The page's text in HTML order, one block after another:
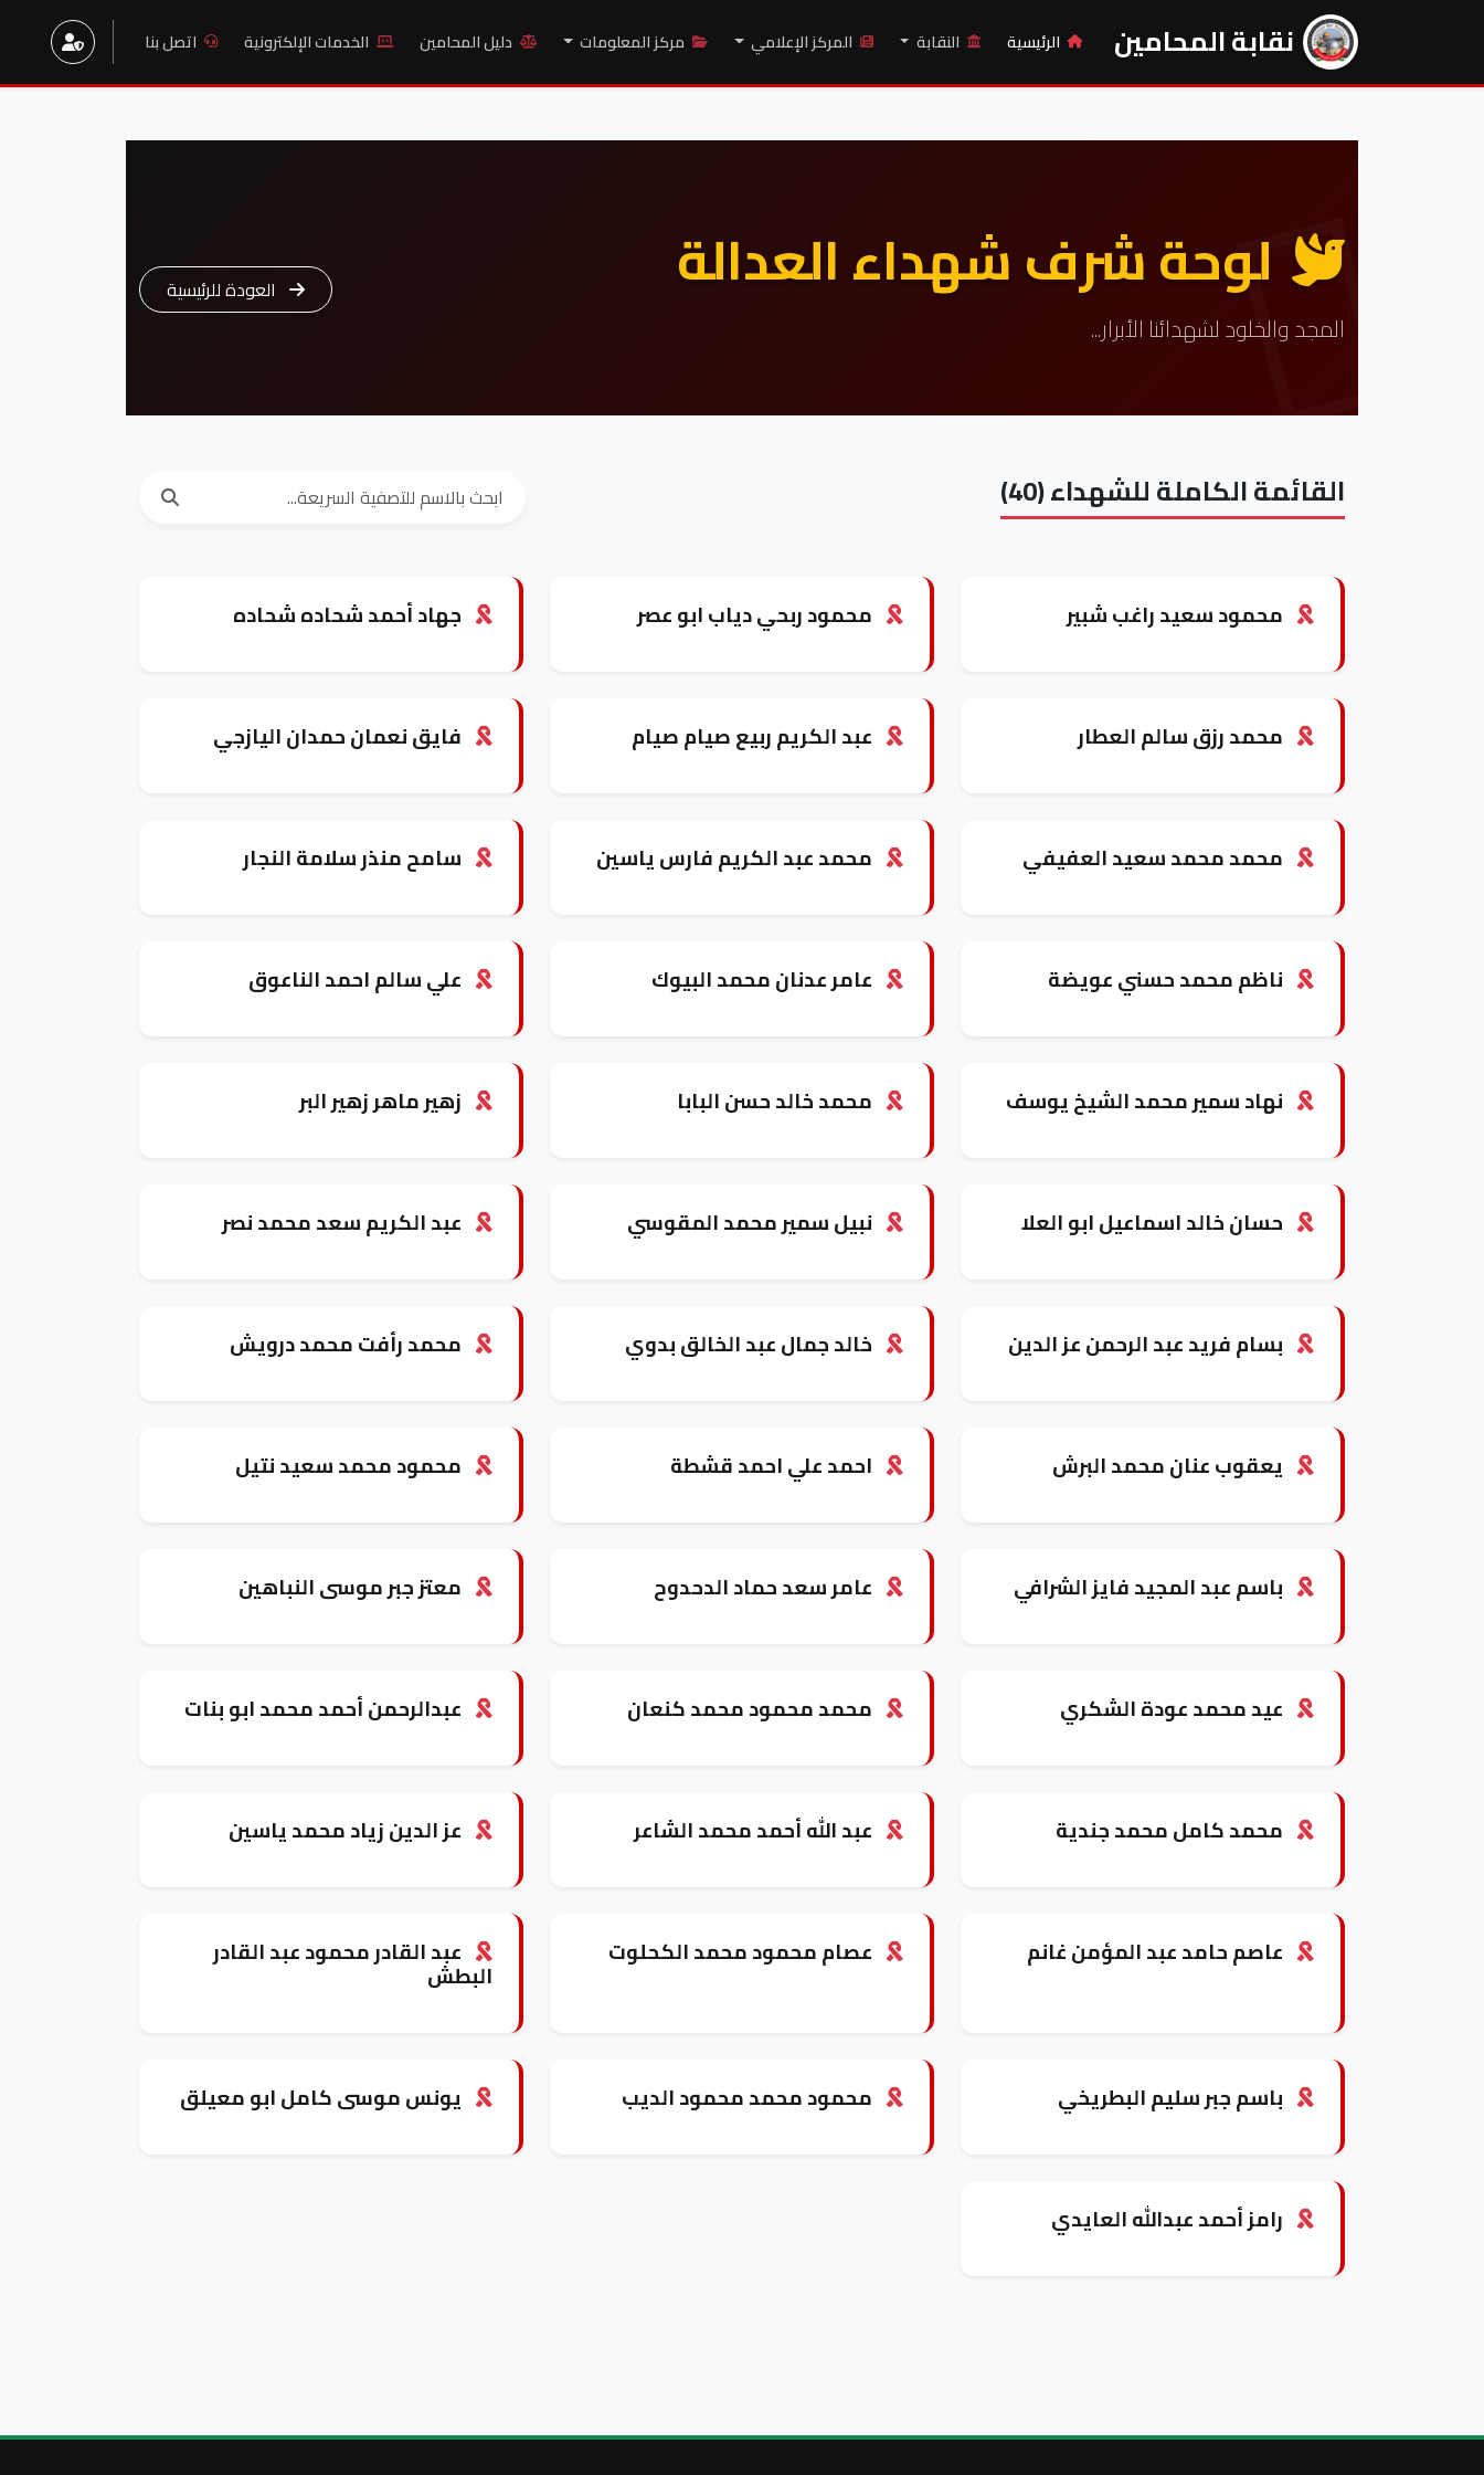
نقابة المحامين الرئيسية النقابة المركز الإعلامي مركز المعلومات دليل المحامين الخدمات الإلكترونية اتصل بنا
لوحة شرف شهداء العدالة
المجد والخلود لشهدائنا الأبرار...
العودة للرئيسية
القائمة الكاملة للشهداء (40)
محمود سعيد راغب شبير محمود ربحي دياب ابو عصر جهاد أحمد شحاده شحاده
محمد رزق سالم العطار عبد الكريم ربيع صيام صيام فايق نعمان حمدان اليازجي
محمد محمد سعيد العفيفي محمد عبد الكريم فارس ياسين سامح منذر سلامة النجار
ناظم محمد حسني عويضة عامر عدنان محمد البيوك علي سالم احمد الناعوق
نهاد سمير محمد الشيخ يوسف محمد خالد حسن البابا زهير ماهر زهير البر
حسان خالد اسماعيل ابو العلا نبيل سمير محمد المقوسي عبد الكريم سعد محمد نصر
بسام فريد عبد الرحمن عز الدين خالد جمال عبد الخالق بدوي محمد رأفت محمد درويش
يعقوب عنان محمد البرش احمد علي احمد قشطة محمود محمد سعيد نتيل
باسم عبد المجيد فايز الشرافي عامر سعد حماد الدحدوح معتز جبر موسى النباهين
عيد محمد عودة الشكري محمد محمود محمد كنعان عبدالرحمن أحمد محمد ابو بنات
محمد كامل محمد جندية عبد الله أحمد محمد الشاعر عز الدين زياد محمد ياسين
عاصم حامد عبد المؤمن غانم عصام محمود محمد الكحلوت عبد القادر محمود عبد القادر
البطش
باسم جبر سليم البطريخي محمود محمد محمود الديب يونس موسى كامل ابو معيلق
رامز أحمد عبدالله العايدي